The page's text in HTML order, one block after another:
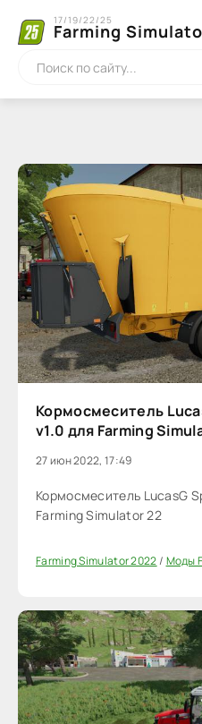
Farming
17/19/22/25
Кормосмеситель
v1.0 для Farming
27 июн 2022, 17:49
Кормосмеситель LucasG
Farming Simulator 22
Farming Simulator 2022/ Моды